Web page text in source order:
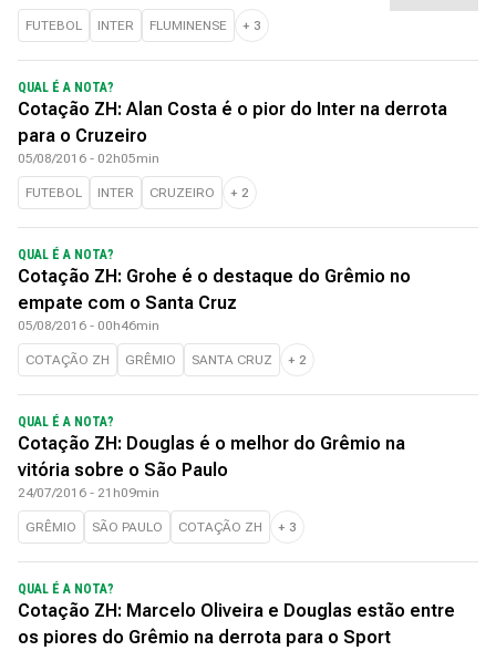
FUTEBOL INTER FLUMINENSE + 3
QUAL É A NOTA?
Cotação ZH: Alan Costa é o pior do Inter na derrota
para o Cruzeiro
05/08/2016 - 02h05min
FUTEBOL INTER CRUZEIRO + 2
QUAL É A NOTA?
Cotação ZH: Grohe é o destaque do Grêmio no
empate com o Santa Cruz
05/08/2016 - 00h46min
COTAÇÃO ZH GRÊMIO SANTA CRUZ + 2
QUAL É A NOTA?
Cotação ZH: Douglas é o melhor do Grêmio na
vitória sobre o São Paulo
24/07/2016 - 21h09min
GRÊMIO SÃO PAULO COTAÇÃO ZH + 3
QUAL É A NOTA?
Cotação ZH: Marcelo Oliveira e Douglas estão entre
os piores do Grêmio na derrota para o Sport